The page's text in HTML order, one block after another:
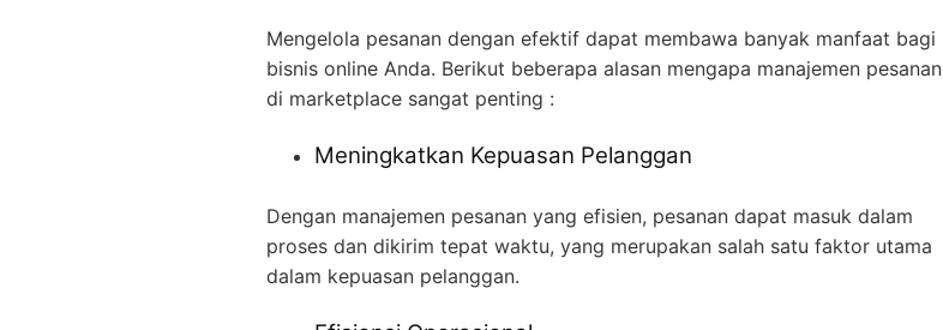
Mengelola pesanan dengan efektif dapat membawa banyak manfaat bagi
bisnis online Anda. Berikut beberapa alasan mengapa manajemen pesanan
di marketplace sangat penting :
Meningkatkan Kepuasan Pelanggan
Dengan manajemen pesanan yang efisien, pesanan dapat masuk dalam
proses dan dikirim tepat waktu, yang merupakan salah satu faktor utama
dalam kepuasan pelanggan.